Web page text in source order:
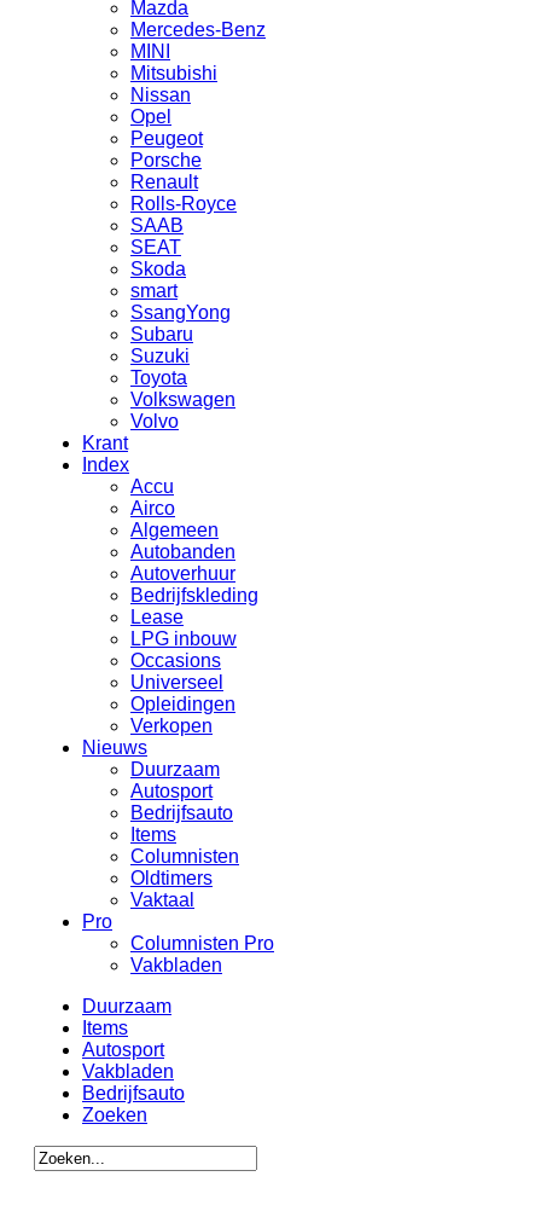
Mazda
Mercedes-Benz
MINI
Mitsubishi
Nissan
Opel
Peugeot
Porsche
Renault
Rolls-Royce
SAAB
SEAT
Skoda
smart
SsangYong
Subaru
Suzuki
Toyota
Volkswagen
Volvo
Krant
Index
Accu
Airco
Algemeen
Autobanden
Autoverhuur
Bedrijfskleding
Lease
LPG inbouw
Occasions
Universeel
Opleidingen
Verkopen
Nieuws
Duurzaam
Autosport
Bedrijfsauto
Items
Columnisten
Oldtimers
Vaktaal
Pro
Columnisten Pro
Vakbladen
Duurzaam
Items
Autosport
Vakbladen
Bedrijfsauto
Zoeken